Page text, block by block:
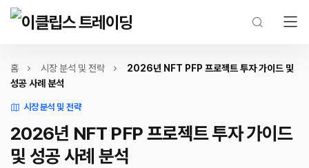
홈 시장 분석 및 전략
2026년 NFT PFP 프로젝트 투자 가이드 및
성공 사례 분석
시장 분석 및 전략
2026년 NFT PFP 프로젝트 투자 가이드
및 성공 사례 분석